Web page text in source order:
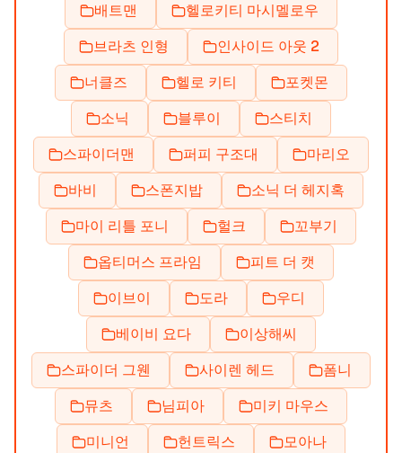
배트맨
헬로키티 마시멜로우
브라츠 인형
인사이드 아웃 2
너클즈
헬로 키티
포켓몬
소닉
블루이
스티치
스파이더맨
퍼피 구조대
마리오
바비
스폰지밥
소닉 더 헤지혹
마이 리틀 포니
헐크
꼬부기
옵티머스 프라임
피트 더 캣
이브이
도라
우디
베이비 요다
이상해씨
스파이더 그웬
사이렌 헤드
폼니
뮤츠
님피아
미키 마우스
미니언
헌트릭스
모아나